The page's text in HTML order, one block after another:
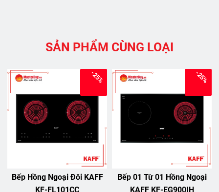
SẢN PHẨM CÙNG LOẠI
Bếp Hồng Ngoại Đôi KAFF
KF-FL101CC
-25%
Bếp 01 Từ 01 Hồng Ngoại
KAFF KF-EG900IH
-25%